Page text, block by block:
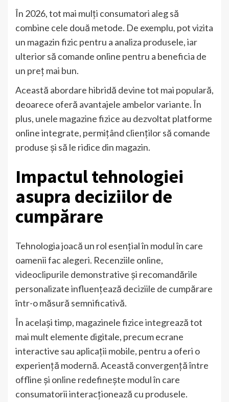
În 2026, tot mai mulți consumatori aleg să
combine cele două metode. De exemplu, pot vizita
un magazin fizic pentru a analiza produsele, iar
ulterior să comande online pentru a beneficia de
un preț mai bun.
Această abordare hibridă devine tot mai populară,
deoarece oferă avantajele ambelor variante. În
plus, unele magazine fizice au dezvoltat platforme
online integrate, permițând clienților să comande
produse și să le ridice din magazin.
Impactul tehnologiei
asupra deciziilor de
cumpărare
Tehnologia joacă un rol esențial în modul în care
oamenii fac alegeri. Recenziile online,
videoclipurile demonstrative și recomandările
personalizate influențează deciziile de cumpărare
într-o măsură semnificativă.
În același timp, magazinele fizice integrează tot
mai mult elemente digitale, precum ecrane
interactive sau aplicații mobile, pentru a oferi o
experiență modernă. Această convergență între
offline și online redefinește modul în care
consumatorii interacționează cu produsele.